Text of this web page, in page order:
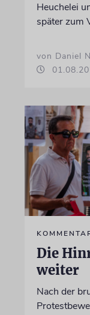
Heuchelei
später zum
von Daniel
Die
weiter
Nach der